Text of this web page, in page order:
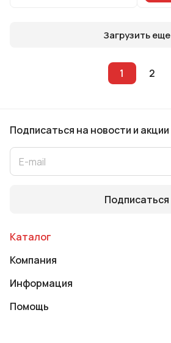
Загрузить еще
1 2
Подписаться на новости и акции
Подписаться
Каталог
Компания
Информация
Помощь